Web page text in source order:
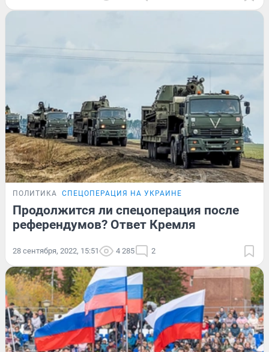
ПОЛИТИКА СПЕЦОПЕРАЦИЯ НА УКРАИНЕ
Продолжится ли спецоперация после
референдумов? Ответ Кремля
28 сентября, 2022, 15:51 4 285 2